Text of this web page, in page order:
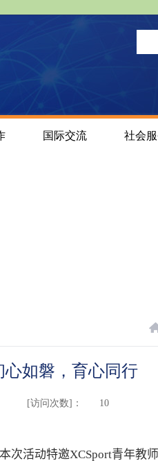
国际交流 社会
如磐，育心同行
[访问次数]： 10
本次活动特邀XCSport青年教